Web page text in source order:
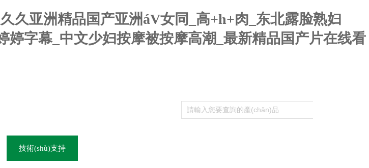
久亚洲精品国产亚洲áV女同_高+h+肉_东北露脸熟妇
字幕_中文少妇按摩被按摩高潮_最新精品国产片在线看
技術(shù)支持